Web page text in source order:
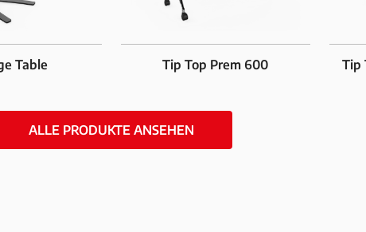
Table Tip Top Prem 600 Tip
ALLE PRODUKTE ANSEHEN